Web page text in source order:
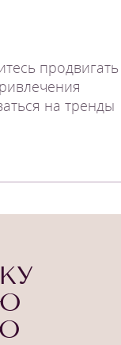
продвигать
на тренды